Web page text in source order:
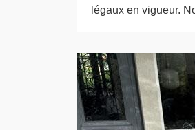
légaux en vigueur.